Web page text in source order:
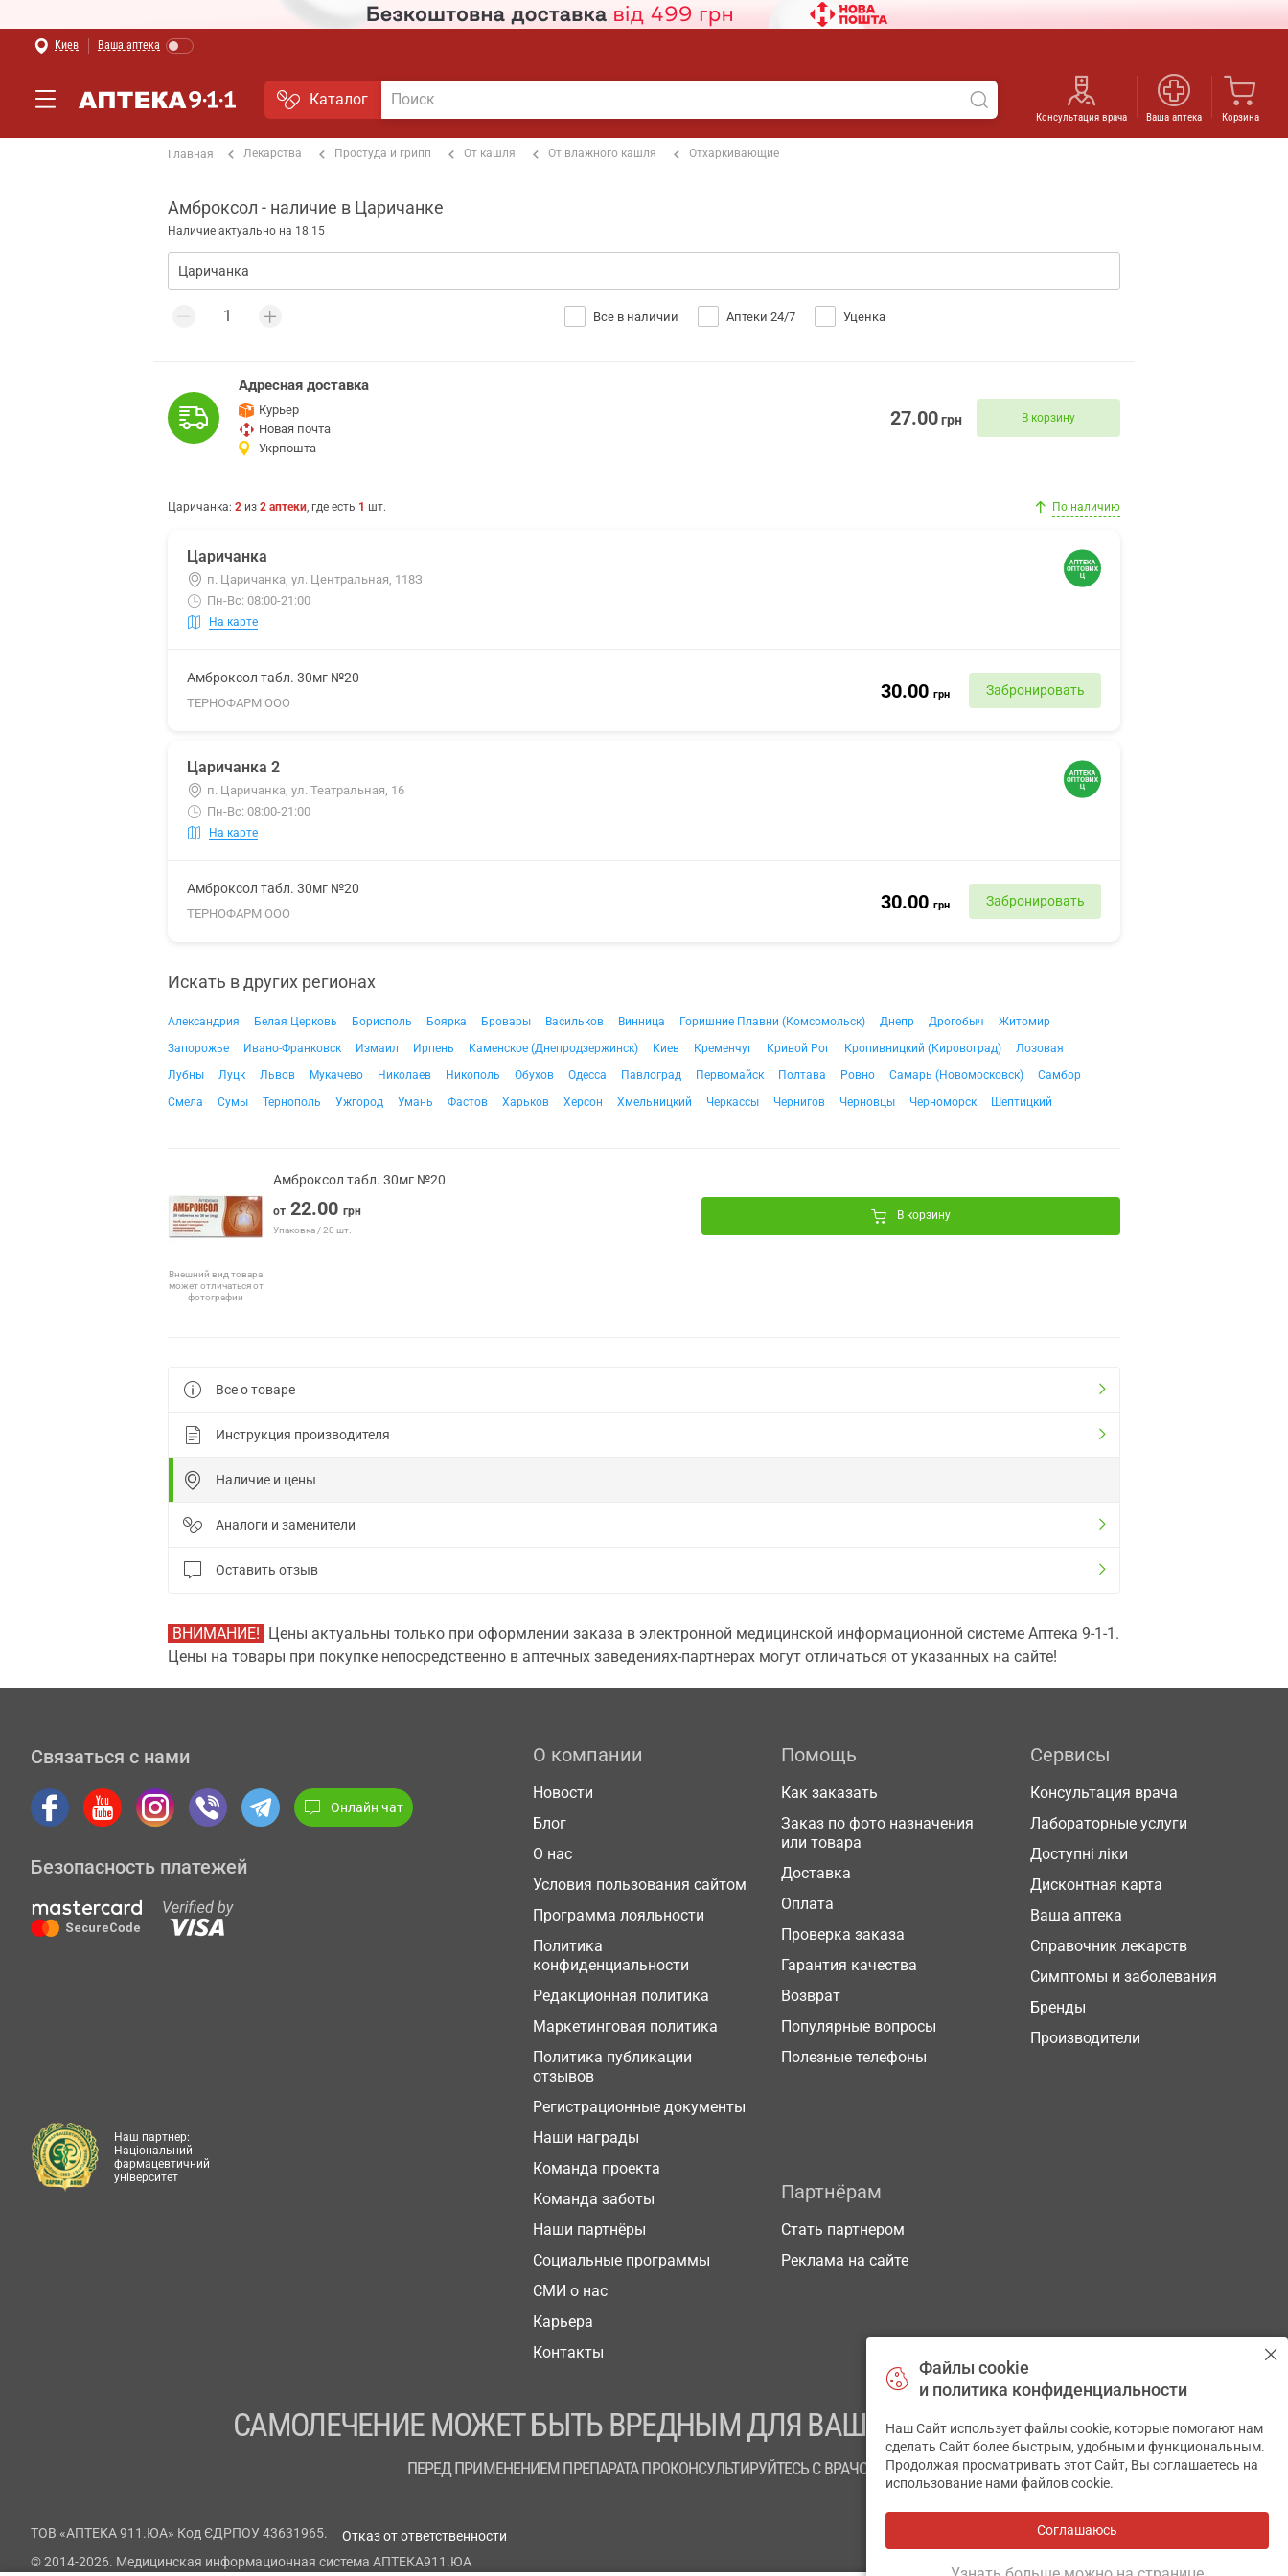
Киев Ваша аптека
Каталог
Консультация врача Ваша аптека Корзина
Главная Лекарства Простуда и грипп От кашля От влажного кашля Отхаркивающие
Амброксол - наличие в Царичанке
Наличие актуально на 18:15
Все в наличии Аптеки 24/7 Уценка
Адресная доставка
Курьер
Новая почта
Укрпошта
27.00грн В корзину
Царичанка: 2 из 2 аптеки, где есть 1 шт. По наличию
Царичанка
п. Царичанка, ул. Центральная, 118З
Пн-Вс: 08:00-21:00
На карте
Амброксол табл. 30мг №20
ТЕРНОФАРМ ООО
30.00 грн Забронировать
Царичанка 2
п. Царичанка, ул. Театральная, 16
Пн-Вс: 08:00-21:00
На карте
Амброксол табл. 30мг №20
ТЕРНОФАРМ ООО
30.00 грн Забронировать
Искать в других регионах
Александрия Белая Церковь Борисполь Боярка Бровары Васильков Винница Горишние Плавни (Комсомольск) Днепр Дрогобыч
Житомир
Запорожье
Ивано-Франковск Измаил Ирпень Каменское (Днепродзержинск) Киев Кременчуг Кривой Рог Кропивницкий (Кировоград)
Лозовая
Лубны
Луцк Львов Мукачево Николаев Никополь Обухов Одесса Павлоград Первомайск Полтава Ровно Самарь (Новомосковск)
Самбор
Смела
Сумы Тернополь Ужгород Умань Фастов Харьков Херсон Хмельницкий Черкассы Чернигов Черновцы Черноморск Шептицкий
Внешний вид товара
может отличаться от
фотографии
Амброксол табл. 30мг №20
от 22.00 грн
Упаковка / 20 шт.
В корзину
Все о товаре
Инструкция производителя
Наличие и цены
Аналоги и заменители
Оставить отзыв
ВНИМАНИЕ! Цены актуальны только при оформлении заказа в электронной медицинской информационной системе Аптека 9-1-1.
Цены на товары при покупке непосредственно в аптечных заведениях-партнерах могут отличаться от указанных на сайте!
Связаться с нами
Онлайн чат
Безопасность платежей
О компании
Новости
Блог
О нас
Условия пользования сайтом
Программа лояльности
Политика
конфиденциальности
Редакционная политика
Маркетинговая политика
Политика публикации
отзывов
Регистрационные документы
Наши награды
Команда проекта
Команда заботы
Наши партнёры
Социальные программы
СМИ о нас
Карьера
Контакты
Помощь
Как заказать
Заказ по фото назначения
или товара
Доставка
Оплата
Проверка заказа
Гарантия качества
Возврат
Популярные вопросы
Полезные телефоны
Сервисы
Консультация врача
Лабораторные услуги
Доступні ліки
Дисконтная карта
Ваша аптека
Справочник лекарств
Симптомы и заболевания
Бренды
Производители
Партнёрам
Стать партнером
Реклама на сайте
Наш партнер:
Національний
фармацевтичний
університет
САМОЛЕЧЕНИЕ МОЖЕТ БЫТЬ ВРЕДНЫМ ДЛЯ ВАШЕГО ЗДОРОВЬЯ
ПЕРЕД ПРИМЕНЕНИЕМ ПРЕПАРАТА ПРОКОНСУЛЬТИРУЙТЕСЬ С ВРАЧОМ
ТОВ «АПТЕКА 911.ЮА» Код ЄДРПОУ 43631965.
Отказ от ответственности
© 2014-2026. Медицинская информационная система АПТЕКА911.ЮА
Файлы cookie
и политика конфиденциальности
Наш Сайт использует файлы cookie, которые помогают нам
сделать Сайт более быстрым, удобным и функциональным.
Продолжая просматривать этот Сайт, Вы соглашаетесь на
использование нами файлов cookie.
Соглашаюсь
✕